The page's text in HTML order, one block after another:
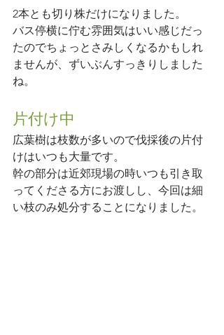
2本とも切り株だけになりました。
バス停横に佇む雰囲気はいい感じだっ
たのでちょっとさみしくなるかもしれ
ませんが、ずいぶんすっきりしました
ね。
片付け中
広葉樹は枝数が多いので伐採後の片付
けはいつも大量です。
幹の部分は近郊現場の時いつも引き取
ってくださる方にお渡しし、今回は細
い枝のみ処分することになりました。